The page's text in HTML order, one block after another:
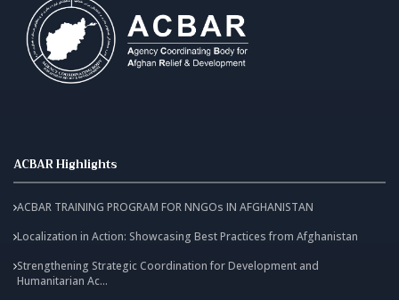
ACBAR Highlights
ACBAR TRAINING PROGRAM FOR NNGOs IN AFGHANISTAN
Localization in Action: Showcasing Best Practices from Afghanistan
Strengthening Strategic Coordination for Development and
Humanitarian Ac...